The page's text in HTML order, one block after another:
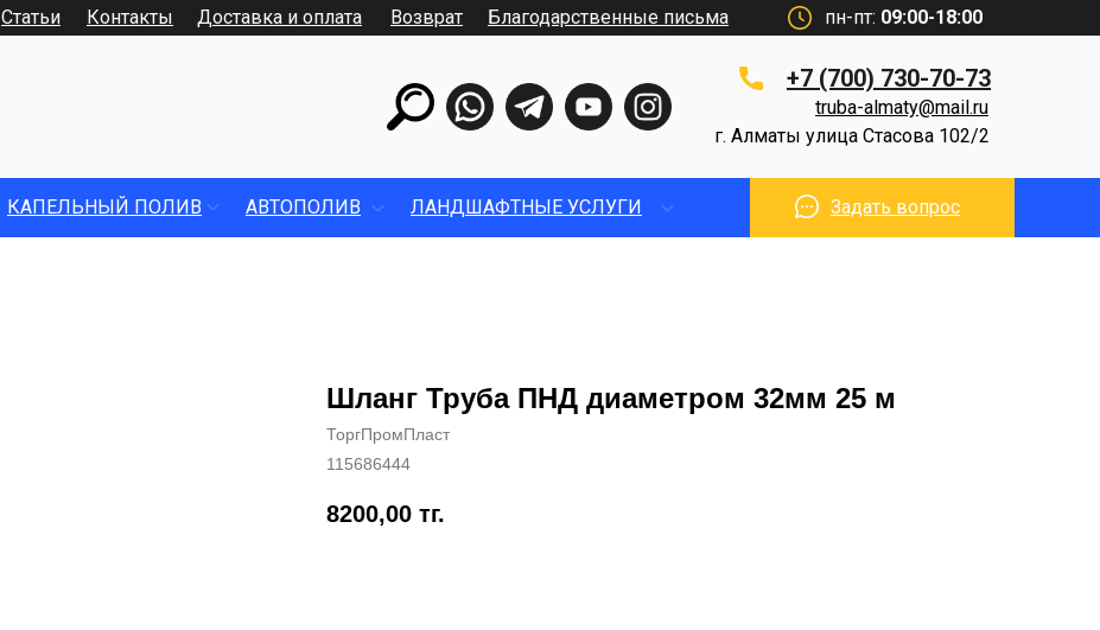
Доставка и оплата
Контакты
Статьи пн-пт: 09:00-18:00
+7 (700) 730-70-73
г. Алматы улица Стасова 102/2
truba-almaty@mail.ru
Возврат Благодарственные письма
КАПЕЛЬНЫЙ ПОЛИВ АВТОПОЛИВ ЛАНДШАФТНЫЕ УСЛУГИ Задать вопрос
Шланг Труба ПНД диаметром 32мм 25 м
ТоргПромПласт
115686444
8200,00 тг.